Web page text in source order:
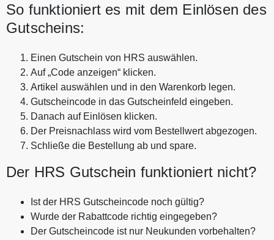
So funktioniert es mit dem Einlösen des
Gutscheins:
Einen Gutschein von HRS auswählen.
Auf „Code anzeigen“ klicken.
Artikel auswählen und in den Warenkorb legen.
Gutscheincode in das Gutscheinfeld eingeben.
Danach auf Einlösen klicken.
Der Preisnachlass wird vom Bestellwert abgezogen.
Schließe die Bestellung ab und spare.
Der HRS Gutschein funktioniert nicht?
Ist der HRS Gutscheincode noch gültig?
Wurde der Rabattcode richtig eingegeben?
Der Gutscheincode ist nur Neukunden vorbehalten?